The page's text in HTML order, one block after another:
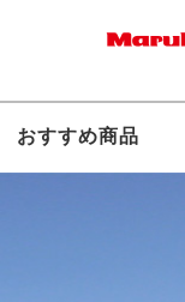
おすすめ商品